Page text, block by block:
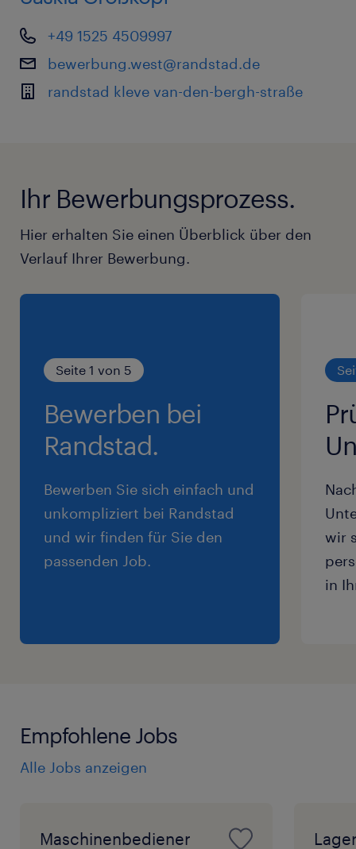
+49 1525 4509997
bewerbung.west@randstad.de
randstad kleve van-den-bergh-straße
Ihr Bewerbungsprozess.
Hier erhalten Sie einen Überblick über den
Verlauf Ihrer Bewerbung.
Seite 1 von 5
Bewerben bei
Randstad.
Bewerben Sie sich einfach und
unkompliziert bei Randstad
und wir finden für Sie den
passenden Job.
wir
in
Empfohlene Jobs
Alle Jobs anzeigen
Maschinenbediener